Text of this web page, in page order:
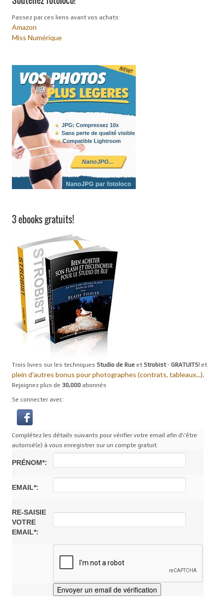
Passez par ces liens avant vos achats:
Amazon
Miss Numérique
3 ebooks gratuits!
Trois livres sur les techniques Studio de Rue et Strobist- GRATUITS! et
plein d'autres bonus pour photographes (contrats, tableaux...).
Rejoignez plus de 30,000 abonnés
Se connecter avec:
Complétez les détails suivants pour vérifier votre email afin d\'être
autorisé(e) à vous enregistrer sur un compte gratuit.
PRÉNOM*:
EMAIL*:
RE-SAISIE
VOTRE
EMAIL*: